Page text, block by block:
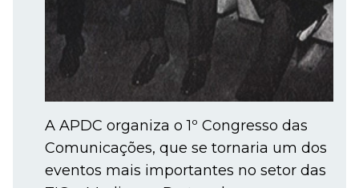
A APDC organiza o 1º Congresso das
Comunicações, que se tornaria um dos
eventos mais importantes no setor das